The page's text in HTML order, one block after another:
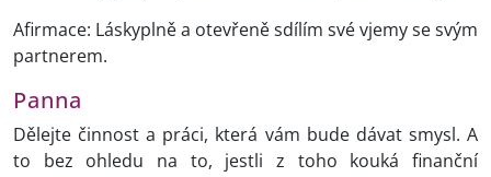
Afirmace: Láskyplně a otevřeně sdílím své vjemy se svým
partnerem.
Panna
Dělejte činnost a práci, která vám bude dávat smysl. A
to bez ohledu na to, jestli z toho kouká finanční